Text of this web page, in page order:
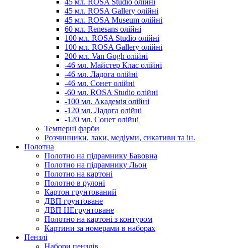
45 мл. ROSA Studio олійні
45 мл. ROSA Gallery олійні
45 мл. ROSA Museum олійні
60 мл. Renesans олійні
100 мл. ROSA Studio олійні
100 мл. ROSA Gallery олійні
200 мл. Van Gogh олійні
-46 мл. Майстер Клас олійні
-46 мл. Ладога олійні
-46 мл. Сонет олійні
-60 мл. ROSA Studio олійні
-100 мл. Академія олійні
-120 мл. Ладога олійні
-120 мл. Сонет олійні
Темперні фарби
Розчинники, лаки, медіуми, сикативи та ін.
Полотна
Полотно на підрамнику Бавовна
Полотно на підрамнику Льон
Полотно на картоні
Полотно в рулоні
Картон грунтований
ДВП грунтоване
ДВП НЕгрунтоване
Полотно на картоні з контуром
Картини за номерами в наборах
Пензлі
Набори пензлів